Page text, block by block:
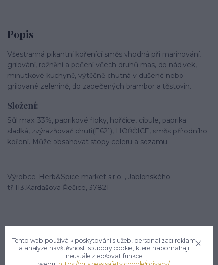
Popis
Všestranná pikantní kořenící směs vhodná při marinování,
grilování, rožnění a pečení včech druhů mas, do nádivek,
minutkové kuchyně, výtěčně chutná v dušené nebo
grilované zelenině, do zapečených brambor a těstovin.
Složení:
Sůl max. 33%, paprikové floky, hořčice, cibule, paprika
sladká, zvýrazňovač chuti(E621), HOŘČICE, směs přírodního
koření. Může obsahovat stopy celeru a sezamu.
Výrobce: Herb&Spice market s.r.o. , Jablonského
tř.113,Kardašova Řečice, 37821
Potřebujete poradit?
Tento web používá k poskytování služeb, personalizaci reklam
a analýze návštěvnosti soubory cookie, které napomáhají
neustále zlepšovat funkce